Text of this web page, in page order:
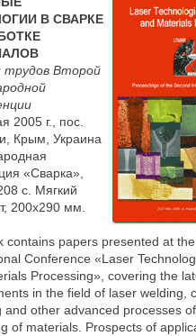
В СВАРКЕ
трудов Второй
2005 г., пос.
Крым, Украина
«Сварка»,
с. Мягкий
200х290 мм.
contains papers presented at
Conference «Laser
Processing», covering the
in the field of laser welding,
and other advanced processes
of materials. Prospects of